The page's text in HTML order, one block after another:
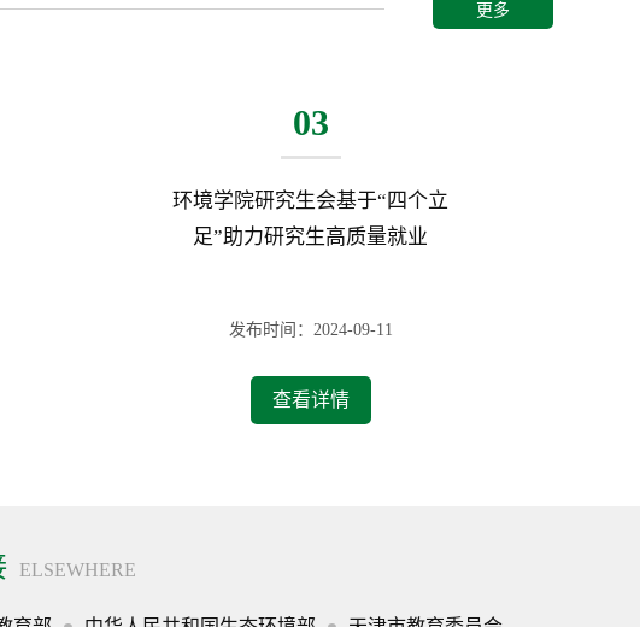
更多
03
环境学院研究生会基于“四个立
足”助力研究生高质量就业
发布时间：2024-09-11
查看详情
ELSEWHERE